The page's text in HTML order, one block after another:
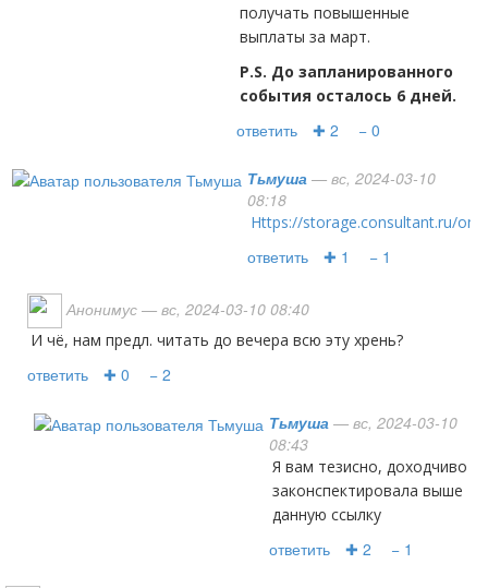
получать повышенные
выплаты за март.
P.S. До запланированного
события осталось 6 дней.
ответить ✚ 2 − 0
Тьмуша — вс, 2024-03-10
08:18
https://storage.consultant.ru/
ответить ✚ 1 − 1
Анонимус — вс, 2024-03-10 08:40
и чё, нам предл. читать до вечера всю эту хрень?
ответить ✚ 0 − 2
Тьмуша — вс, 2024-03-10
08:43
Я вам тезисно, доходчиво
законспектировала выше
данную ссылку
ответить ✚ 2 − 1